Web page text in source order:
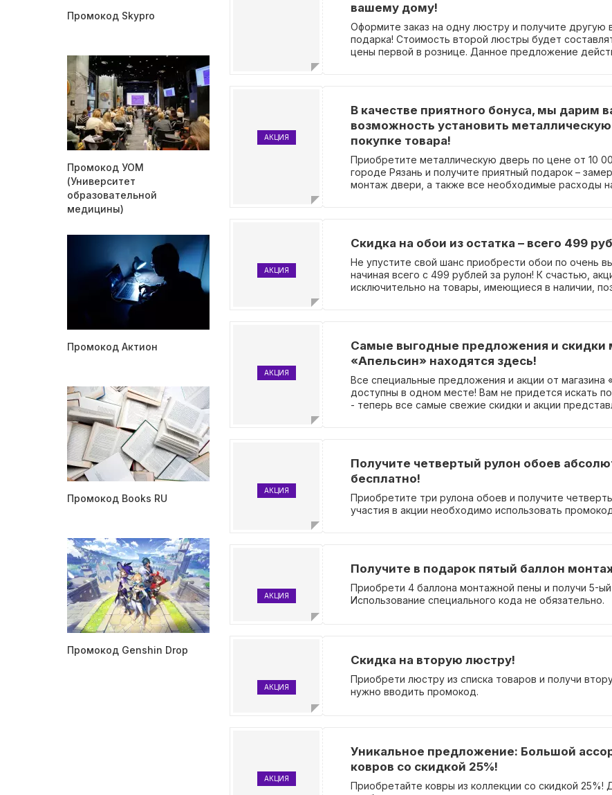
Промокод Skypro
Промокод УОМ
(Университет
образовательной
медицины)
Промокод Актион
Промокод Books RU
Промокод Genshin Drop
вашему дому!
Оформите заказ на одну люстру и получите другую
подарка! Стоимость второй люстры будет
цены первой в рознице. Данное предложение
АКЦИЯ
В качестве приятного бонуса, мы дарим
возможность установить
покупке товара!
Приобретите металлическую дверь по цене от 10
городе Рязань и получите приятный подарок –
монтаж двери, а также все необходимые расходы
АКЦИЯ
Скидка на обои из остатка – всего 499
Не упустите свой шанс приобрести обои по очень
начиная всего с 499 рублей за рулон! К счастью,
исключительно на товары, имеющиеся в наличии,
АКЦИЯ
Самые выгодные предложения и скидки
«Апельсин» находятся здесь!
Все специальные предложения и акции от магазина
доступны в одном месте! Вам не придется искать
- теперь все самые свежие скидки и акции
упрощает процесс покупки. Так что выбирайте то,
наслаждайтесь экономией в магазине «Апельсин»!
АКЦИЯ
Получите четвертый рулон обоев
бесплатно!
Приобретите три рулона обоев и получите
участия в акции необходимо использовать
АКЦИЯ
Получите в подарок пятый баллон
Приобрети 4 баллона монтажной пены и получи 5-
Использование специального кода не обязательно.
АКЦИЯ
Скидка на вторую люстру!
Приобрети люстру из списка товаров и получи
нужно вводить промокод.
АКЦИЯ
Уникальное предложение: Большой
ковров со скидкой 25%!
Приобретайте ковры из коллекции со скидкой 25%!